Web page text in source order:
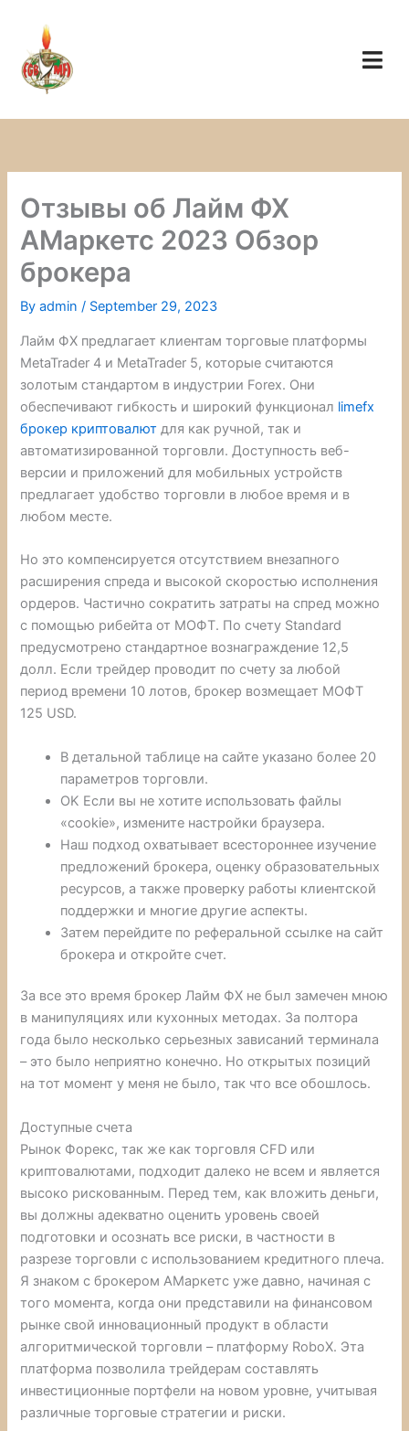
content
Отзывы об Лайм ФХ
АМаркетс 2023 Обзор
брокера
Byadmin/ September 29, 2023
Лайм ФХ предлагает клиентам торговые платформы
MetaTrader 4 и MetaTrader 5, которые считаются
золотым стандартом в индустрии Forex. Они
обеспечивают гибкость и широкий функционал limefx
брокер криптовалют для как ручной, так и
автоматизированной торговли. Доступность веб-
версии и приложений для мобильных устройств
предлагает удобство торговли в любое время и в
любом месте.
Но это компенсируется отсутствием внезапного
расширения спреда и высокой скоростью исполнения
ордеров. Частично сократить затраты на спред можно
с помощью рибейта от МОФТ. По счету Standard
предусмотрено стандартное вознаграждение 12,5
долл. Если трейдер проводит по счету за любой
период времени 10 лотов, брокер возмещает МОФТ
125 USD.
В детальной таблице на сайте указано более 20
параметров торговли.
OK Если вы не хотите использовать файлы
«cookie», измените настройки браузера.
Наш подход охватывает всестороннее изучение
предложений брокера, оценку образовательных
ресурсов, а также проверку работы клиентской
поддержки и многие другие аспекты.
Затем перейдите по реферальной ссылке на сайт
брокера и откройте счет.
За все это время брокер Лайм ФХ не был замечен мною
в манипуляциях или кухонных методах. За полтора
года было несколько серьезных зависаний терминала
– это было неприятно конечно. Но открытых позиций
на тот момент у меня не было, так что все обошлось.
Доступные счета
Рынок Форекс, так же как торговля CFD или
криптовалютами, подходит далеко не всем и является
высоко рискованным. Перед тем, как вложить деньги,
вы должны адекватно оценить уровень своей
подготовки и осознать все риски, в частности в
разрезе торговли с использованием кредитного плеча.
Я знаком с брокером АМаркетс уже давно, начиная с
того момента, когда они представили на финансовом
рынке свой инновационный продукт в области
алгоритмической торговли – платформу RoboX. Эта
платформа позволила трейдерам составлять
инвестиционные портфели на новом уровне, учитывая
различные торговые стратегии и риски.